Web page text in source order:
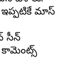
ఇప్పటికే మాస్
సీన్
కామెంట్స్